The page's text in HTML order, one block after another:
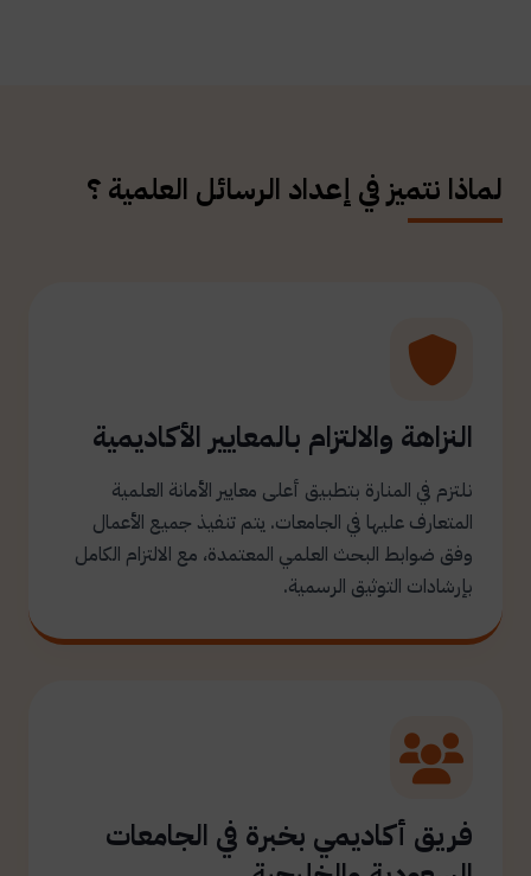
لماذا نتميز في إعداد الرسائل العلمية ؟
النزاهة والالتزام بالمعايير الأكاديمية
نلتزم في المنارة بتطبيق أعلى معايير الأمانة العلمية
المتعارف عليها في الجامعات. يتم تنفيذ جميع الأعمال
وفق ضوابط البحث العلمي المعتمدة، مع الالتزام الكامل
بإرشادات التوثيق الرسمية.
فريق أكاديمي بخبرة في الجامعات